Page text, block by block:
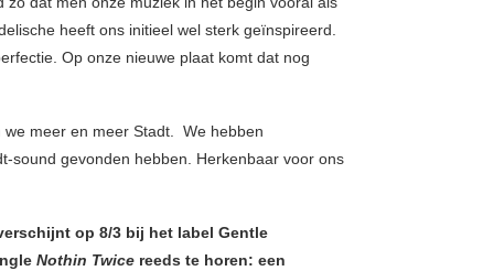
heeft ons initieel wel sterk geïnspireerd.
Op onze nieuwe plaat komt dat nog
meer en meer Stadt. We hebben
sound gevonden hebben. Herkenbaar voor ons
op 8/3 bij het label Gentle
Nothin Twice reeds te horen: een